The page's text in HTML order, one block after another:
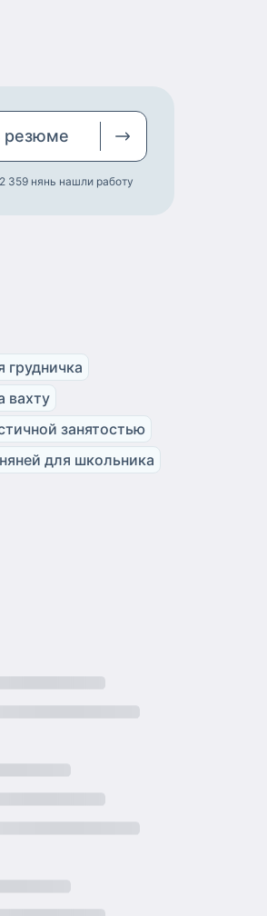
резюме
359 нянь нашли работу
грудничка
вахту
занятостью
для школьника